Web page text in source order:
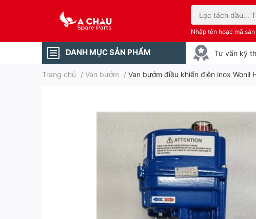
Nhập tên hoặc mã
DANH MỤC SẢN PHẨM Tư vấn kỹ
Trang chủ / Van bướm / Van bướm điều khiển điện inox Wonil